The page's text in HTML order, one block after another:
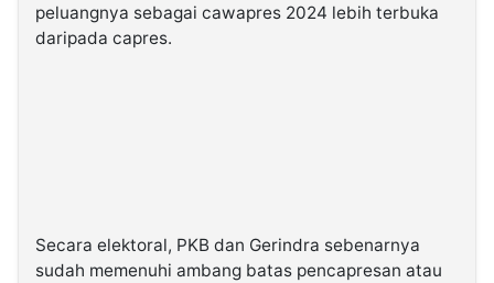
peluangnya sebagai cawapres 2024 lebih terbuka
daripada capres.
Secara elektoral, PKB dan Gerindra sebenarnya
sudah memenuhi ambang batas pencapresan atau